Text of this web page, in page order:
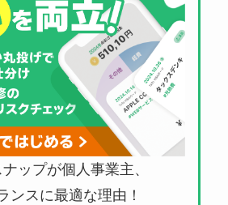
ップが個人事業主、
ンスに最適な理由！